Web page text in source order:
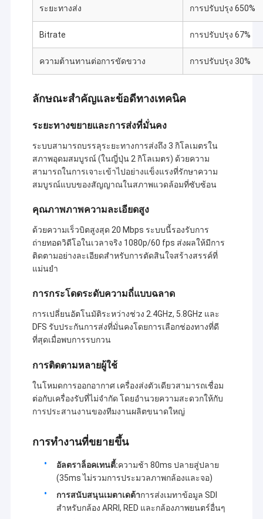
ระยะทางส่ง การปรับปรุง 650%
Bitrate การปรับปรุง 67%
ความต้านทานต่อการขัดขวาง การปรับปรุง 30%
ลักษณะสําคัญและข้อดีทางเทคนิค
ระยะทางขยายและการส่งที่มั่นคง
ระบบสามารถบรรลุระยะทางการส่งถึง 3 กิโลเมตรใน
สภาพอุดมสมบูรณ์ (ในญี่ปุ่น 2 กิโลเมตร) ด้วยความ
สามารถในการเจาะเข้าไปอย่างแข็งแรงที่รักษาความ
สมบูรณ์แบบของสัญญาณในสภาพแวดล้อมที่ซับซ้อน
คุณภาพภาพความละเอียดสูง
ด้วยความเร็วบิตสูงสุด 20 Mbps ระบบนี้รองรับการ
ถ่ายทอดวิดีโอในเวลาจริง 1080p/60 fps ส่งผลให้มีการ
ติดตามอย่างละเอียดสําหรับการตัดสินใจสร้างสรรค์ที่
แม่นยํา
การกระโดดระดับความถี่แบบฉลาด
การเปลี่ยนอัตโนมัติระหว่างช่วง 2.4GHz, 5.8GHz และ
DFS รับประกันการส่งที่มั่นคงโดยการเลือกช่องทางที่ดี
ที่สุดเมื่อพบการรบกวน
การติดตามหลายผู้ใช้
ในโหมดการออกอากาศ เครื่องส่งตัวเดียวสามารถเชื่อม
ต่อกับเครื่องรับที่ไม่จํากัด โดยอํานวยความสะดวกให้กับ
การประสานงานของทีมงานผลิตขนาดใหญ่
การทํางานที่ขยายขึ้น
อัลตราล็อคเทนตี้:ความช้า 80ms ปลายสู่ปลาย
(35ms ไม่รวมการประมวลภาพกล้องและจอ)
การสนับสนุนเมตาเดต้าการส่งเมทาข้อมูล SDI
สําหรับกล้อง ARRI, RED และกล้องภาพยนตร์อื่นๆ